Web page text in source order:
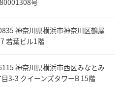
号
神奈川県横浜市神奈川区鶴屋
若葉ビル1階
神奈川県横浜市西区みなとみ
3-3 クイーンズタワーB 15階